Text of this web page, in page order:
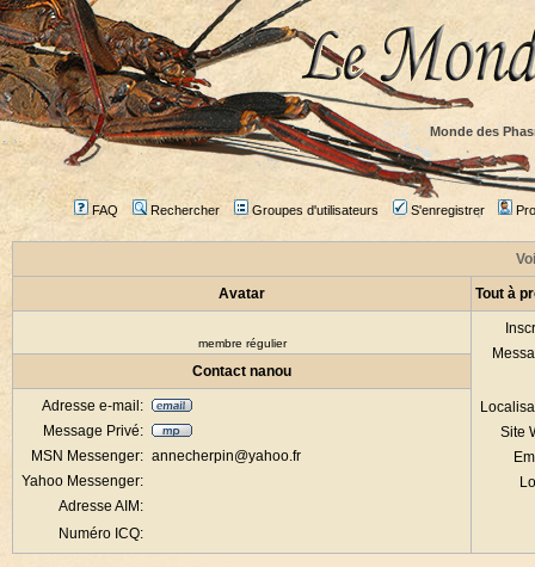
Monde des
FAQ Rechercher Groupes d'utilisateurs S'enregistrer
Avatar Tout à
membre régulier
Site
Contact nanou
Adresse e-mail:
Message Privé:
MSN Messenger: annecherpin@yahoo.fr
Yahoo Messenger:
Adresse AIM:
Numéro ICQ: